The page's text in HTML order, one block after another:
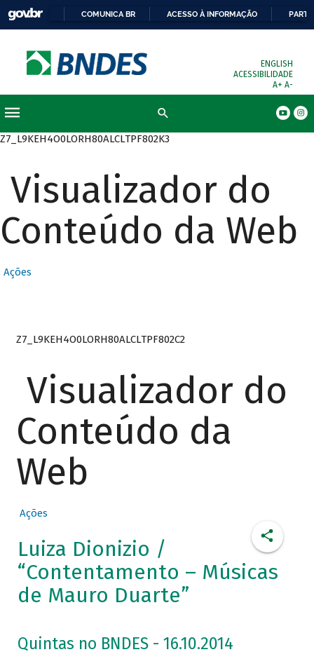
COMUNICA BR ACESSO À INFORMAÇÃO
ENGLISH
ACESSIBILIDADE
A+ A-
Z7_L9KEH4O0LORH80ALCLTPF802K3
Visualizador do
Conteúdo da Web
Ações
Z7_L9KEH4O0LORH80ALCLTPF802C2
Visualizador do
Conteúdo da
Web
Ações
Luiza Dionizio /
“Contentamento – Músicas
de Mauro Duarte”
Quintas no BNDES - 16.10.2014